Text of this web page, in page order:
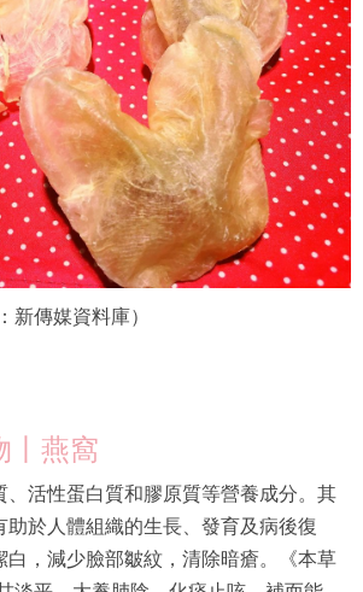
新傳媒資料庫）
丨燕窩
、活性蛋白質和膠原質等營養成分。其
助於人體組織的生長、發育及病後復
白，減少臉部皺紋，清除暗瘡。《本草